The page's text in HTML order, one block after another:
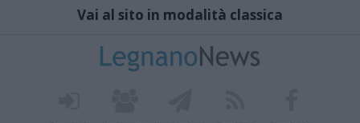
Vai al sito in modalità classica